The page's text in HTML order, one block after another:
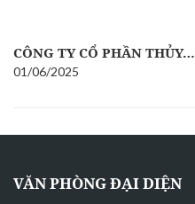
CÔNG TY CỔ PHẦN THỦY…
01/06/2025
VĂN PHÒNG ĐẠI DIỆN